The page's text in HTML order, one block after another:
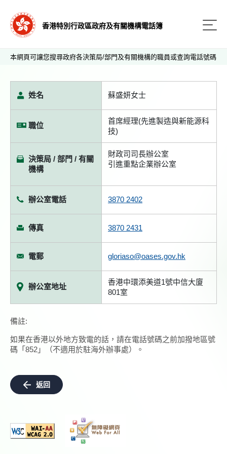
香港特別行政區政府及有關機構電話簿
本網頁可讓您搜尋政府各決策局/部門及有關機構的職員或查詢電話號碼
姓名 蘇盛妍女士
職位
首席經理(先進製造與新能源科
技)
決策局 / 部門 / 有關
機構
財政司司長辦公室
引進重點企業辦公室
辦公室電話 3870 2402
傳真 3870 2431
電郵 gloriaso@oases.gov.hk
辦公室地址
香港中環添美道1號中信大廈
801室
備註:
如果在香港以外地方致電的話，請在電話號碼之前加撥地區號
碼「852」（不適用於駐海外辦事處）。
返回